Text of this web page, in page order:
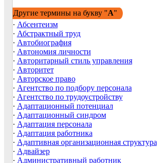
Другие термины на букву "А"
· Абсентеизм
· Абстрактный труд
· Автобиография
· Автономия личности
· Авторитарный стиль управления
· Авторитет
· Авторское право
· Агентство по подбору персонала
· Агентство по трудоустройству
· Адаптационный потенциал
· Адаптационный синдром
· Адаптация персонала
· Адаптация работника
· Адаптивная организационная структура
· Адвайзер
· Административный работник